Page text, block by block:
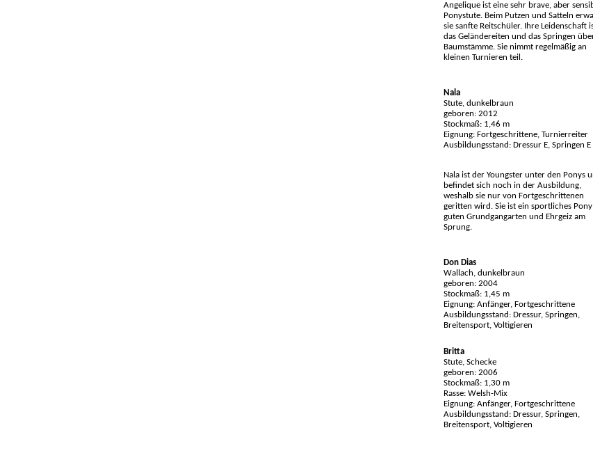
Angelique ist eine sehr brave, aber
Ponystute. Beim Putzen und Satteln
sie sanfte Reitschüler. Ihre Leidenschaft
das Geländereiten und das Springen
Baumstämme. Sie nimmt regelmäßig an
kleinen Turnieren teil.
Nala
Stute, dunkelbraun
geboren: 2012
Stockmaß: 1,46 m
Eignung: Fortgeschrittene, Turnierreiter
Ausbildungsstand: Dressur E, Springen E
Nala ist der Youngster unter den Ponys
befindet sich noch in der Ausbildung,
weshalb sie nur von Fortgeschrittenen
geritten wird. Sie ist ein sportliches
guten Grundgangarten und Ehrgeiz am
Sprung.
Don Dias
Wallach, dunkelbraun
geboren: 2004
Stockmaß: 1,45 m
Eignung: Anfänger, Fortgeschrittene
Ausbildungsstand: Dressur, Springen,
Breitensport, Voltigieren
Britta
Stute, Schecke
geboren: 2006
Stockmaß: 1,30 m
Rasse: Welsh-Mix
Eignung: Anfänger, Fortgeschrittene
Ausbildungsstand: Dressur, Springen,
Breitensport, Voltigieren